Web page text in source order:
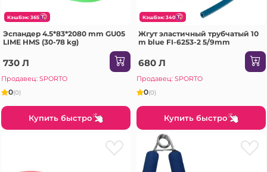
КэшБэк: 365
Эспандер 4.5*83*2080 mm GU05
LIME HMS (30-78 kg)
730 Л
Продавец: SPORTO
0(0)
Купить быстро
КэшБэк: 340
Жгут эластичный трубчатый 10
m blue FI-6253-2 5/9mm
680 Л
Продавец: SPORTO
0(0)
Купить быстро